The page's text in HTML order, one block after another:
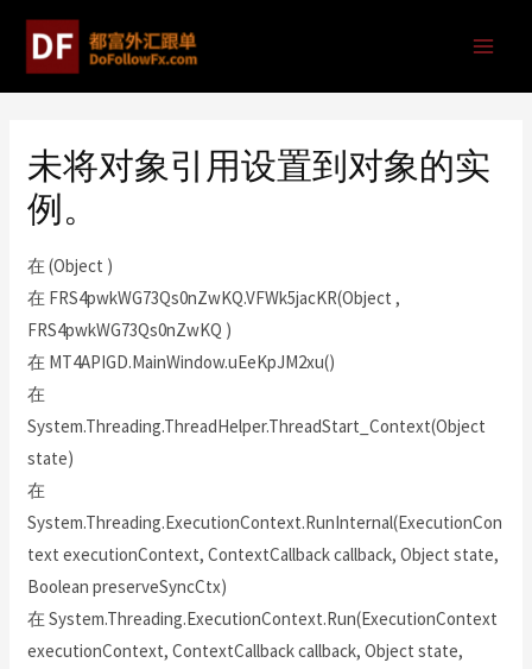
未将对象引用设置到对象的实
例。
在 (Object )
在 FRS4pwkWG73Qs0nZwKQ.VFWk5jacKR(Object ,
FRS4pwkWG73Qs0nZwKQ )
在 MT4APIGD.MainWindow.uEeKpJM2xu()
在
System.Threading.ThreadHelper.ThreadStart_Context(Object
state)
在
System.Threading.ExecutionContext.RunInternal(ExecutionCon
text executionContext, ContextCallback callback, Object state,
Boolean preserveSyncCtx)
在 System.Threading.ExecutionContext.Run(ExecutionContext
executionContext, ContextCallback callback, Object state,